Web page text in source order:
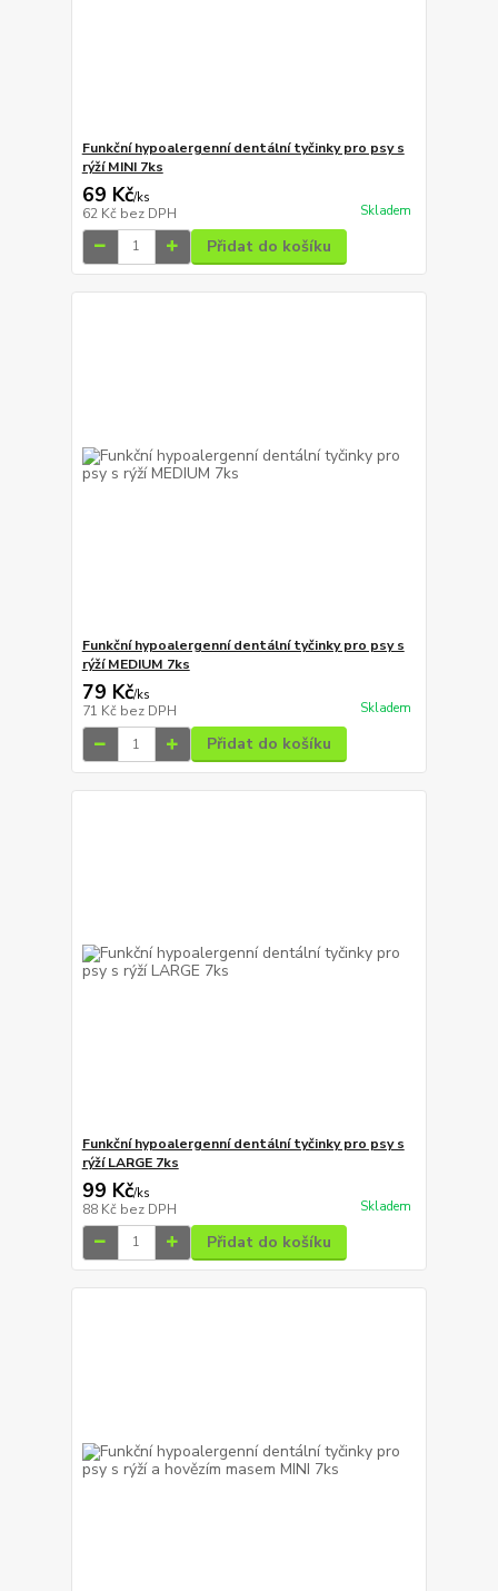
Funkční hypoalergenní dentální tyčinky pro psy s
rýží MINI 7ks
69 Kč/ks
62 Kč bez DPH Skladem
Přidat do košíku
Funkční hypoalergenní dentální tyčinky pro psy s
rýží MEDIUM 7ks
79 Kč/ks
71 Kč bez DPH Skladem
Přidat do košíku
Funkční hypoalergenní dentální tyčinky pro psy s
rýží LARGE 7ks
99 Kč/ks
88 Kč bez DPH Skladem
Přidat do košíku